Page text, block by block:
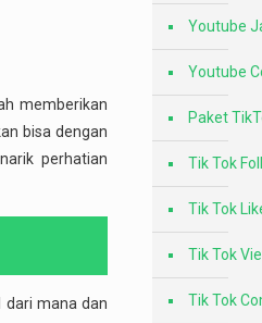
memberikan
bisa dengan
perhatian
dari mana dan
Youtube
Youtube
Paket
Tik Tok
Tik Tok
Tik Tok
Tik Tok